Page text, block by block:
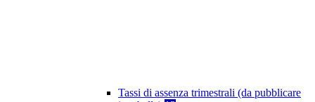
Tassi di assenza trimestrali (da pubblicare